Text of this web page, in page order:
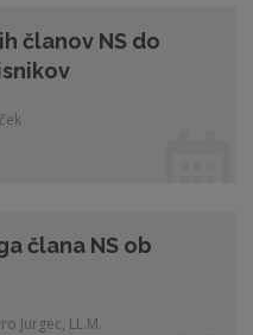
članov NS do
člana NS ob
Jurgec, LL.M.